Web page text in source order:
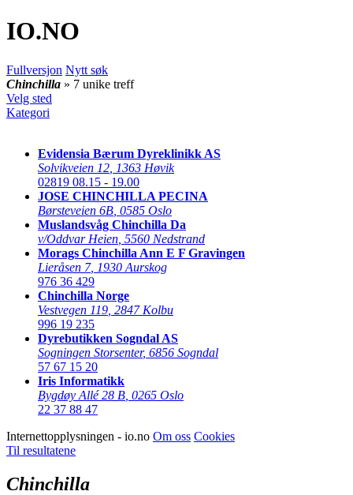
IO.NO
Fullversjon Nytt søk
Chinchilla » 7 unike treff
Velg sted
Kategori
Evidensia Bærum Dyreklinikk AS
Solvikveien 12 1363 Høvik
02819 08.15 - 19.00
JOSE CHINCHILLA PECINA
Børsteveien 6B 0585 Oslo
Muslandsvåg Chinchilla Da
v/Oddvar Heien 5560 Nedstrand
Morags Chinchilla Ann E F Gravingen
Lieråsen 7, 1930 Aurskog
976 36 429
Chinchilla Norge
Vestvegen 119 2847 Kolbu
996 19 235
Dyrebutikken Sogndal AS
Sogningen Storsenter, 6856 Sogndal
57 67 15 20
Iris Informatikk
Bygdøy Allé 28 B 0265 Oslo
22 37 88 47
Internettopplysningen - io.no Om oss Cookies
Til resultatene
Chinchilla